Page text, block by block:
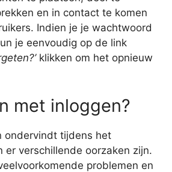
en in contact te komen
Indien je je wachtwoord
je eenvoudig op de link
klikken om het opnieuw
met inloggen?
ondervindt tijdens het
er verschillende oorzaken zijn.
problemen en